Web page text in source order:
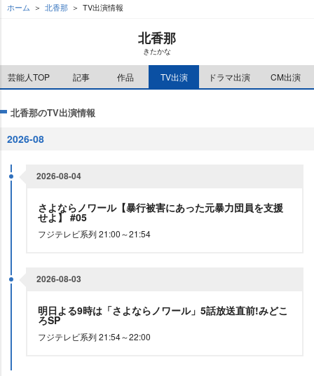
ホーム 北香那 TV出演情報
北香那
きたかな
芸能人TOP 記事 作品 TV出演 ドラマ出演 CM出演
北香那のTV出演情報
2026-08
2026-08-04
さよならノワール【暴行被害にあった元暴力団員を支援
せよ】 #05
フジテレビ系列 21:00～21:54
2026-08-03
明日よる9時は「さよならノワール」5話放送直前!みどこ
ろSP
フジテレビ系列 21:54～22:00